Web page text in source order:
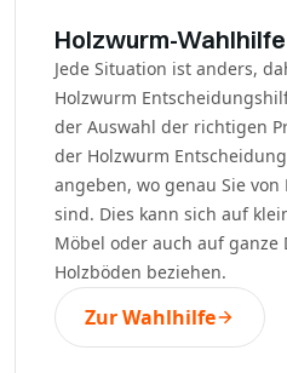
Holzwurm-Wahlhilfe
Jede Situation ist anders,
Holzwurm
der Auswahl der richtigen
der Holzwurm
angeben, wo genau Sie
sind. Dies kann sich auf
Möbel oder auch auf ganze
Holzböden beziehen.
Zur Wahlhilfe